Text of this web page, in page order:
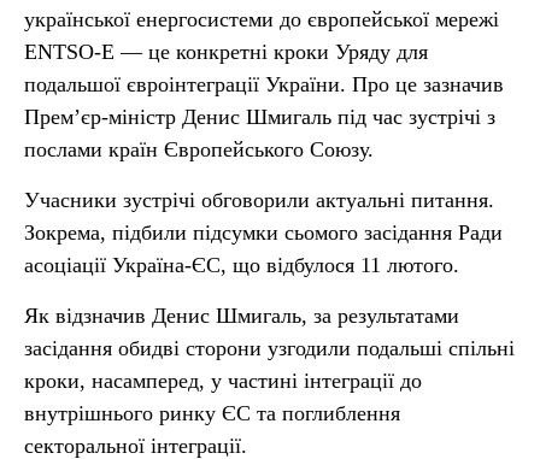
української енергосистеми до європейської мережі
ENTSO-E — це конкретні кроки Уряду для
подальшої євроінтеграції України. Про це зазначив
Прем’єр-міністр Денис Шмигаль під час зустрічі з
послами країн Європейського Союзу.
Учасники зустрічі обговорили актуальні питання.
Зокрема, підбили підсумки сьомого засідання Ради
асоціації Україна-ЄС, що відбулося 11 лютого.
Як відзначив Денис Шмигаль, за результатами
засідання обидві сторони узгодили подальші спільні
кроки, насамперед, у частині інтеграції до
внутрішнього ринку ЄС та поглиблення
секторальної інтеграції.